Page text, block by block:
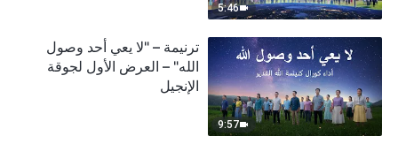
5:46
9:57
ترنيمة – "لا يعي أحد وصول
الله" – العرض الأول لجوقة
الإنجيل